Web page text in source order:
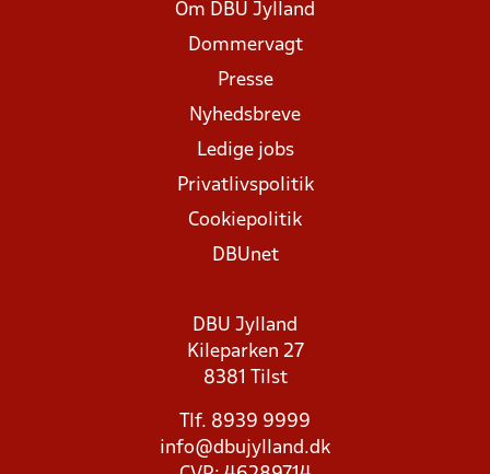
Om DBU Jylland
Dommervagt
Presse
Nyhedsbreve
Ledige jobs
Privatlivspolitik
Cookiepolitik
DBUnet
DBU Jylland
Kileparken 27
8381 Tilst
Tlf. 8939 9999
info@dbujylland.dk